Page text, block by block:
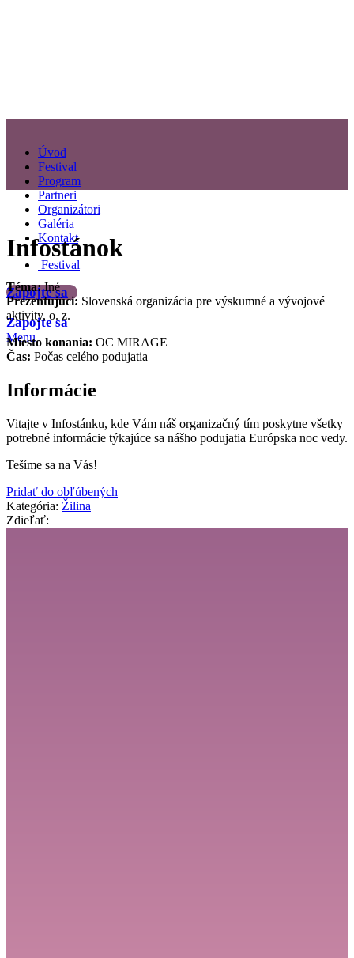
Úvod
Festival
Program
Partneri
Organizátori
Galéria
Kontakt
Festival
Zapojte sa
Zapojte sa
Menu
Infostánok
Téma:Iné
Prezentujúci: Slovenská organizácia pre výskumné a vývojové
aktivity, o. z.
Miesto konania: OC MIRAGE
Čas: Počas celého podujatia
Informácie
Vitajte v Infostánku, kde Vám náš organizačný tím poskytne všetky
potrebné informácie týkajúce sa nášho podujatia Európska noc vedy.
Tešíme sa na Vás!
Pridať do obľúbených
Kategória: Žilina
Zdieľať: